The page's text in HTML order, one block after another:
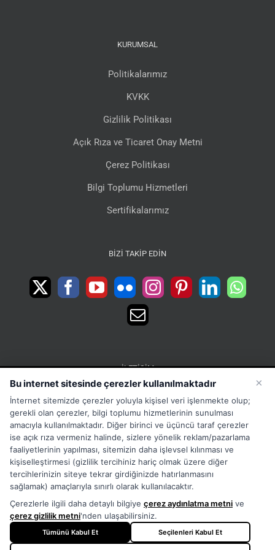
KURUMSAL
Politikalarımız
KVKK
Gizlilik Politikası
Açık Rıza ve Ticaret Onay Metni
Çerez Politikası
Bilgi Toplumu Hizmetleri
Sertifikalarımız
BIZI TAKIP EDIN
İLETIŞIM
15 Temmuz Mah. 1468 Sok. No:5 Güneşli Bağcılar
İstanbul Türkiye
Phone:Merkez:+902126563010 Destek:+908502228722
WhatsApp:+905333867971
Fax:+902126563005
Email:info@tora.com.tr
Web:TORA
×
Bu internet sitesinde çerezler kullanılmaktadır
İnternet sitemizde çerezler yoluyla kişisel veri işlenmekte olup;
gerekli olan çerezler, bilgi toplumu hizmetlerinin sunulması
amacıyla kullanılmaktadır. Diğer birinci ve üçüncü taraf çerezler
ise açık rıza vermeniz halinde, sizlere yönelik reklam/pazarlama
faaliyetlerinin yapılması, sitemizin daha işlevsel kılınması ve
kişiselleştirmesi (gizlilik tercihiniz hariç olmak üzere diğer
tercihlerinizin siteye tekrar girdiğinizde hatırlanmasını
sağlamak) amaçlarıyla sınırlı olarak kullanılacaktır.
Çerezlerle ilgili daha detaylı bilgiye çerez aydınlatma metni ve
çerez gizlilik metni'nden ulaşabilirsiniz.
Tümünü Kabul Et Seçilenleri Kabul Et